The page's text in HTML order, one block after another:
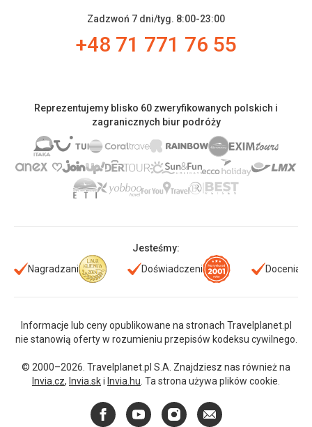
Zadzwoń 7 dni/tyg. 8:00-23:00
+48 71 771 76 55
Reprezentujemy blisko 60 zweryfikowanych polskich i
zagranicznych biur podróży
Jesteśmy:
Nagradzani
Doświadczeni Doceniani
Informacje lub ceny opublikowane na stronach Travelplanet.pl
nie stanowią oferty w rozumieniu przepisów kodeksu cywilnego.
© 2000–2026. Travelplanet.pl S.A. Znajdziesz nas również na
Invia.cz, Invia.ski Invia.hu . Ta strona używa plików cookie.
FacebookYouTubeInstagram
E-